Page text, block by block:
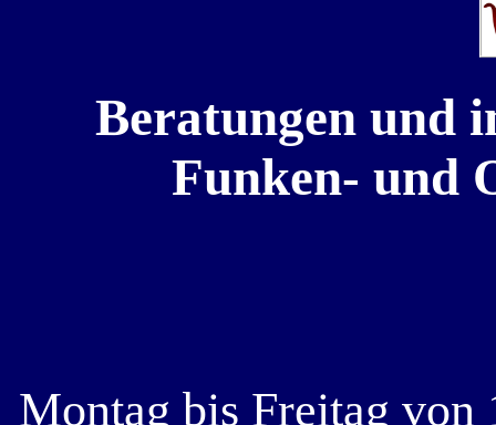
Beratungen und
Funken- und
Montag bis Freitag von